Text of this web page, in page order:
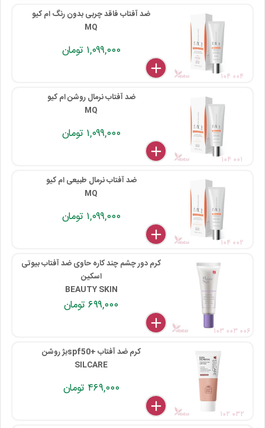
ضد آفتاب فاقد چربی بدون رنگ ام کیو
MQ
۱,۰۹۹,۰۰۰ تومان
delete
remove
add
۱۰۴ ۰۰۴
ضد آفتاب نرمال روشن ام کیو
MQ
۱,۰۹۹,۰۰۰ تومان
delete
remove
add
۱۰۴ ۰۰۱
ضد آفتاب نرمال طبیعی ام کیو
MQ
۱,۰۹۹,۰۰۰ تومان
delete
remove
add
۱۰۴ ۰۰۲
کرم دور چشم چند کاره حاوی ضد آفتاب بیوتی
اسکین
BEAUTY SKIN
۶۹۹,۰۰۰ تومان
delete
remove
add
۱۰۳ ۰۰۳ ۰۰۶
کرم ضد آفتاب +spf50بژ روشن
SILCARE
۴۶۹,۰۰۰ تومان
delete
remove
add
۱۰۲ ۰۳۲